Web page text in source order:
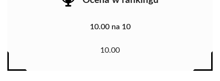
10.00 na 10
10.00